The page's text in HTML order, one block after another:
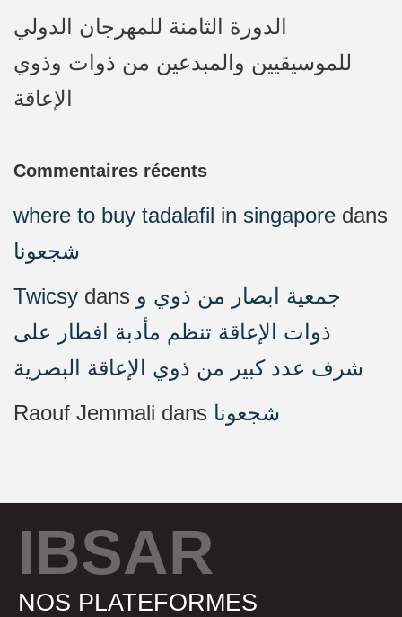
الدورة الثامنة للمهرجان الدولي
للموسيقيين والمبدعين من ذوات وذوي
الإعاقة
Commentaires récents
where to buy tadalafil in singapore dans
شجعونا
Twicsy dans جمعية ابصار من ذوي و
ذوات الإعاقة تنظم مأدبة افطار على
شرف عدد كبير من ذوي الإعاقة البصرية
Raouf Jemmali dans شجعونا
IBSAR
NOS PLATEFORMES